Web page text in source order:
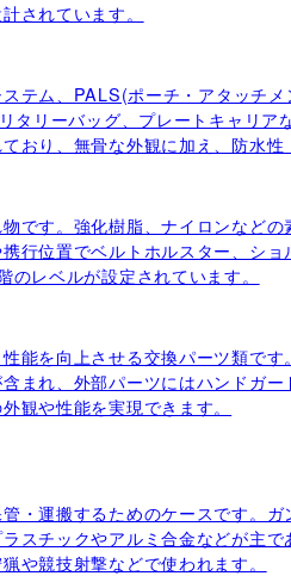
されています。
テム、PALS(ポーチ・アタッチ
タリーバッグ、プレートキャリ
おり、無骨な外観に加え、防水性
です。強化樹脂、ナイロンなど
行位置でベルトホルスター、シ
レベルが設定されています。
能を向上させる交換パーツ類で
まれ、外部パーツにはハンドガ
観や性能を実現できます。
・運搬するためのケースです。
スチックやアルミ合金などが主
や競技射撃などで使われます。